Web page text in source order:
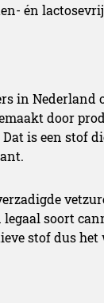
én
in Nederland
door
is een stof
soort
stof dus